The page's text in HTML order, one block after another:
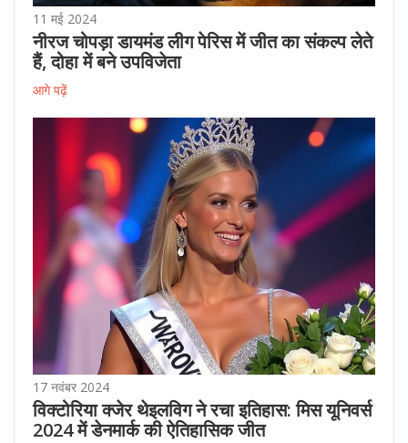
11 मई 2024
नीरज चोपड़ा डायमंड लीग पेरिस में जीत का संकल्प लेते
हैं, दोहा में बने उपविजेता
आगे पढ़ें
17 नवंबर 2024
विक्टोरिया क्जेर थेइलविग ने रचा इतिहास: मिस यूनिवर्स
2024 में डेनमार्क की ऐतिहासिक जीत